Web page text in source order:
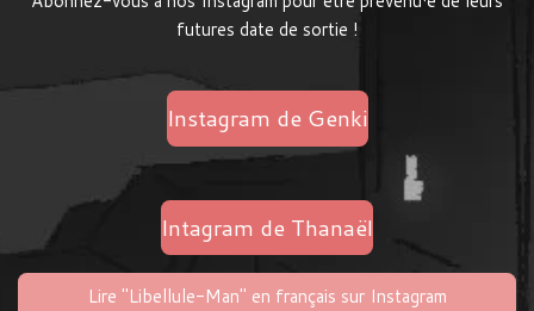
futures date de sortie !
Instagram de Genki
Intagram de Thanaël
Lire "Libellule-Man" en français sur Instagram